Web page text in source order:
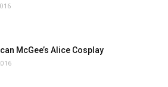
McGee’s Alice Cosplay